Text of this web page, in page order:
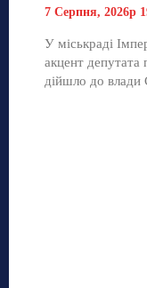
7 Серпня, 2026р
У міськраді
акцент депутата
дійшло до влади